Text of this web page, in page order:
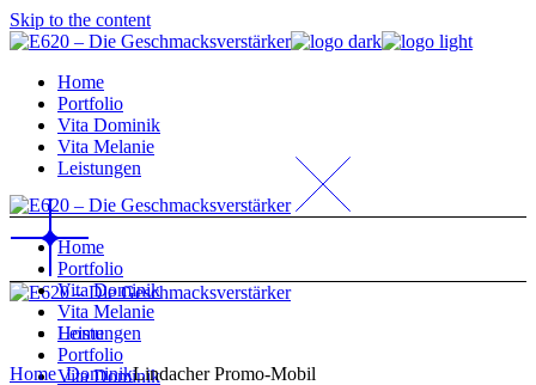
Skip to the content
Home
Portfolio
Vita Dominik
Vita Melanie
Leistungen
Home
Portfolio
Vita Dominik
Home
Portfolio
Vita Dominik
Vita Melanie
Leistungen
Home_DominikLindacher Promo-Mobil